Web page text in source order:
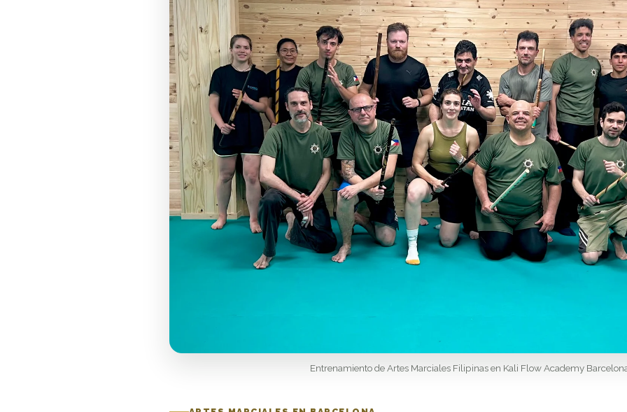
Entrenamiento de Artes Marciales Filipinas en Kali Flow Academy